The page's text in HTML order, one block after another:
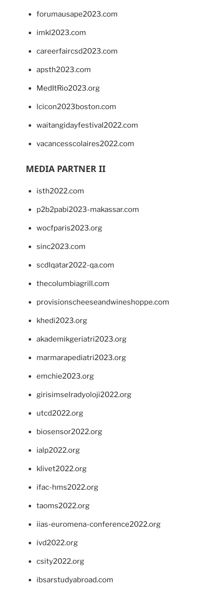
forumausape2023.com
imkl2023.com
careerfaircsd2023.com
apsth2023.com
MedItRio2023.org
lcicon2023boston.com
waitangidayfestival2022.com
vacancesscolaires2022.com
MEDIA PARTNER II
isth2022.com
p2b2pabi2023-makassar.com
wocfparis2023.org
sinc2023.com
scdlqatar2022-qa.com
thecolumbiagrill.com
provisionscheeseandwineshoppe.com
khedi2023.org
akademikgeriatri2023.org
marmarapediatri2023.org
emchie2023.org
girisimselradyoloji2022.org
utcd2022.org
biosensor2022.org
ialp2022.org
klivet2022.org
ifac-hms2022.org
taoms2022.org
iias-euromena-conference2022.org
ivd2022.org
csity2022.org
ibsarstudyabroad.com